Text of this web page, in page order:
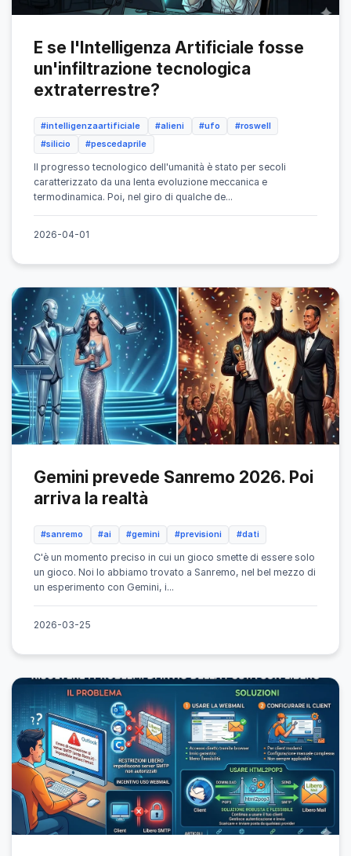
E se l'Intelligenza Artificiale fosse
un'infiltrazione tecnologica
extraterrestre?
#intelligenzaartificiale #alieni #ufo
#roswell
#silicio
#pescedaprile
Il progresso tecnologico dell'umanità è stato per secoli
caratterizzato da una lenta evoluzione meccanica e
termodinamica. Poi, nel giro di qualche de...
2026-04-01
Gemini prevede Sanremo 2026. Poi
arriva la realtà
#sanremo #ai #gemini #previsioni #dati
C'è un momento preciso in cui un gioco smette di essere solo
un gioco. Noi lo abbiamo trovato a Sanremo, nel bel mezzo di
un esperimento con Gemini, i...
2026-03-25